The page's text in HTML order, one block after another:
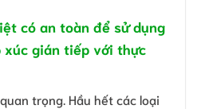
có an toàn để sử dụng
gián tiếp với thực
trọng. Hầu hết các loại